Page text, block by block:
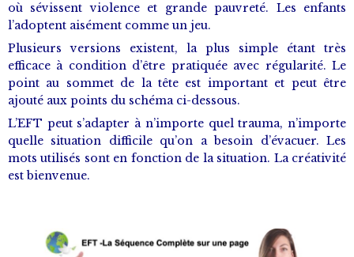
où sévissent violence et grande pauvreté. Les enfants
l’adoptent aisément comme un jeu.
Plusieurs versions existent, la plus simple étant très
efficace à condition d’être pratiquée avec régularité. Le
point au sommet de la tête est important et peut être
ajouté aux points du schéma ci-dessous.
L’EFT peut s’adapter à n’importe quel trauma, n’importe
quelle situation difficile qu’on a besoin d’évacuer. Les
mots utilisés sont en fonction de la situation. La créativité
est bienvenue.